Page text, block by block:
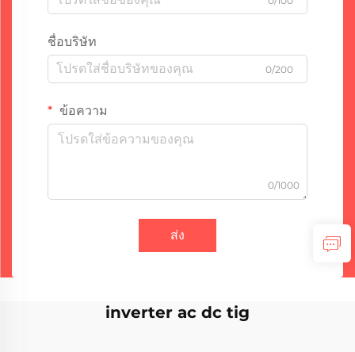
ชื่อบริษัท
0/200
ข้อความ
0/1000
ส่ง
inverter ac dc tig